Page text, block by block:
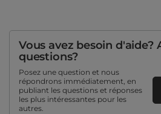
Vous avez besoin d'aide?
questions?
Posez une question et nous
répondrons immédiatement, en
publiant les questions et réponses
les plus intéressantes pour les
autres.